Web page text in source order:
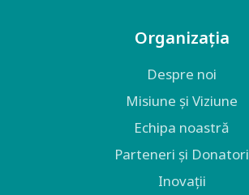
Organizația
Despre noi
Misiune și Viziune
Echipa noastră
Parteneri și Donatori
Inovații